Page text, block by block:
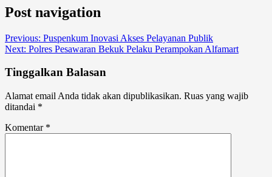
Post navigation
Previous: Puspenkum Inovasi Akses Pelayanan Publik
Next: Polres Pesawaran Bekuk Pelaku Perampokan Alfamart
Tinggalkan Balasan
Alamat email Anda tidak akan dipublikasikan. Ruas yang wajib
ditandai *
Komentar *